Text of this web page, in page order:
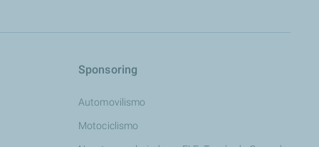
Sponsoring
Automovilismo
Motociclismo